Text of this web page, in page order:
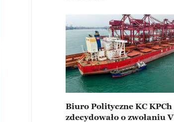
Biuro Polityczne KC KPCh
zdecydowało o zwołaniu V